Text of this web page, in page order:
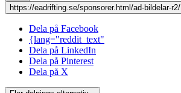
https://eadrifting.se/sponsorer.html/ad-bildelar-r2/
Dela på Facebook
{lang="reddit_text"
Dela på LinkedIn
Dela på Pinterest
Dela på X